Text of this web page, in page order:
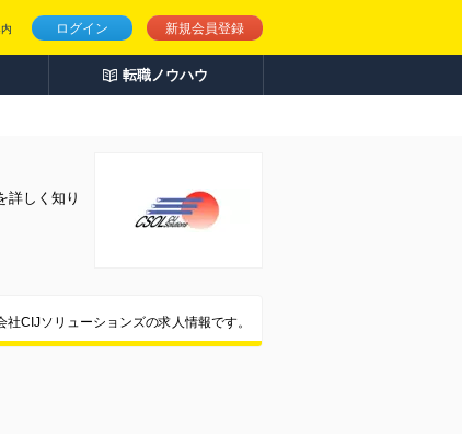
ログイン 新規会員登録
転職ノウハウ
詳しく知り
社CIJソリューションズの求人情報です。